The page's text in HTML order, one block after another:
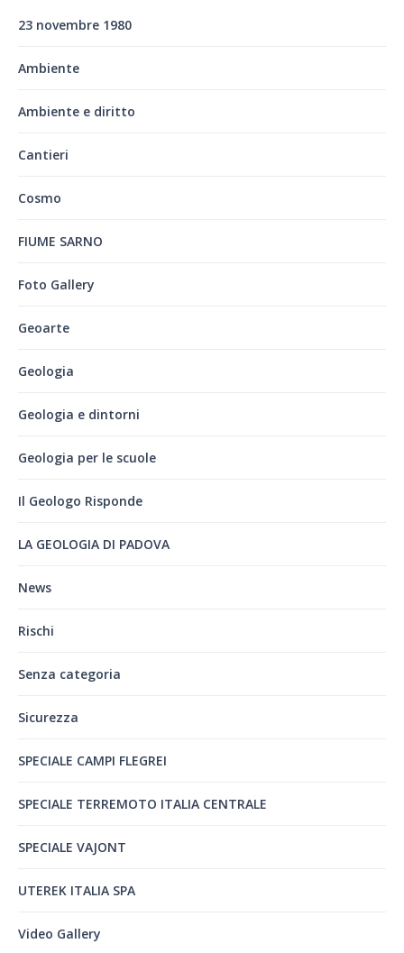
23 novembre 1980
Ambiente
Ambiente e diritto
Cantieri
Cosmo
FIUME SARNO
Foto Gallery
Geoarte
Geologia
Geologia e dintorni
Geologia per le scuole
Il Geologo Risponde
LA GEOLOGIA DI PADOVA
News
Rischi
Senza categoria
Sicurezza
SPECIALE CAMPI FLEGREI
SPECIALE TERREMOTO ITALIA CENTRALE
SPECIALE VAJONT
UTEREK ITALIA SPA
Video Gallery